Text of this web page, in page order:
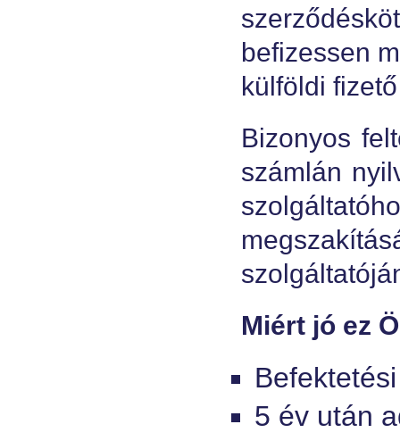
befizessen
külföldi
Bizonyos
számlán
Miért jó ez
5 év után